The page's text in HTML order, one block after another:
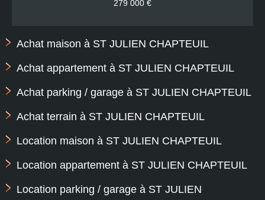
279 000 €
Achat maison à ST JULIEN CHAPTEUIL
Achat appartement à ST JULIEN CHAPTEUIL
Achat parking / garage à ST JULIEN CHAPTEUIL
Achat terrain à ST JULIEN CHAPTEUIL
Location maison à ST JULIEN CHAPTEUIL
Location appartement à ST JULIEN CHAPTEUIL
Location parking / garage à ST JULIEN